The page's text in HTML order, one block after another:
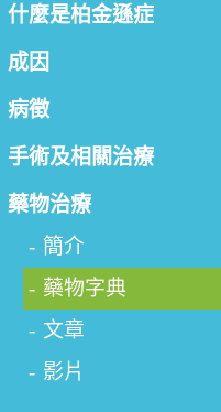
什麼是柏金遜症
成因
病徵
手術及相關治療
藥物治療
簡介
藥物字典
文章
影片